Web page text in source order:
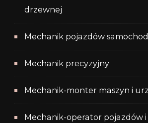
drzewnej
Mechanik pojazdów
Mechanik precyzyjny
Mechanik-monter maszyn i
Mechanik-operator pojazdów i